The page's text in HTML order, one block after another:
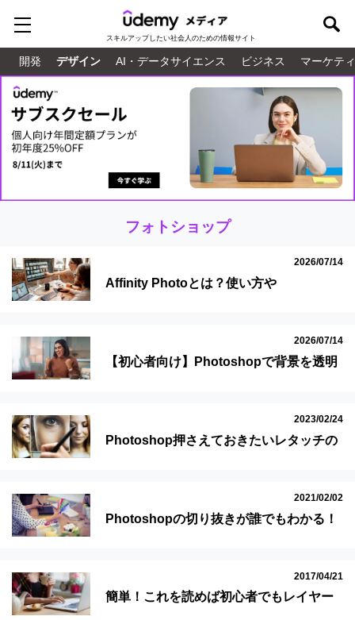
スキルアップしたい社会人のための情報サイト
開発 デザイン AI・データサイエンス ビジネス マーケテ
フォトショップ
2026/07/14
Affinity Photoとは？使い方や
2026/07/14
【初心者向け】Photoshopで背景を透明
2023/02/24
Photoshop押さえておきたいレタッチの
2021/02/02
Photoshopの切り抜きが誰でもわかる！
2017/04/21
簡単！これを読めば初心者でもレイヤー